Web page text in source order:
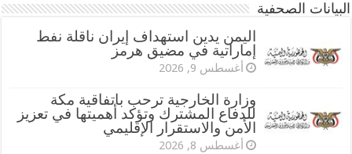
البيانات الصحفية
اليمن يدين استهداف إيران ناقلة نفط
إماراتية في مضيق هرمز
أغسطس 9, 2026
وزارة الخارجية ترحب باتفاقية مكة
للدفاع المشترك وتؤكد أهميتها في تعزيز
الأمن والاستقرار الإقليمي
أغسطس 8, 2026